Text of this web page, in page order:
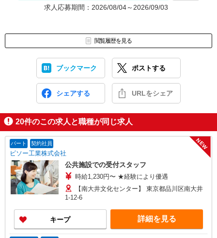
ます。予めご了承ください。
求人応募期間：2026/08/04～2026/09/03
閲覧履歴を見る
ブックマーク ポストする
シェアする URLをシェア
20件のこの求人と職種が同じ求人
パート 契約社員
ビソー工業株式会社
NEW
公共施設での受付スタッフ
時給1,230円〜 ★経験により優遇
【南大井文化センター】 東京都品川区南大井
1-12-6
キープ 詳細を見る